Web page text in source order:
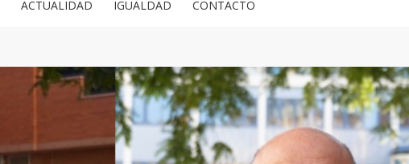
ACTUALIDAD IGUALDAD CONTACTO